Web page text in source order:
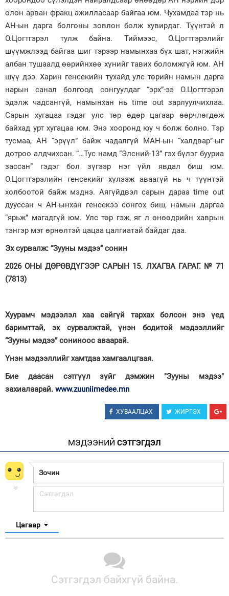
олон арван фракц ажилласаар байгаа юм. Чухамдаа тэр нь
АН-ын дарга болгоны зовлон болж хувирдаг. Түүнтэй л
О.Цогтгэрэл тулж байна. Тиймээс, О.Цогтгэрэлийг
шүүмжлээд байгаа шиг тэрээр намынхаа бүх шат, нэгжийн
албан тушаалд өөрийнхөө хүнийг тавих боломжгүй юм. АН
шүү дээ. Харин генсекийн тухайд улс төрийн намын дарга
нарын санал болгоод сонгуулдаг “эрх”-ээ О.Цогтгэрэл
эдэлж чадсангүй, намынхан нь time out зарлуулчихлаа.
Сарын хугацаа гэдэг улс төр өдөр цагаар өөрчлөгдөж
байхад урт хугацаа юм. Энэ хооронд юу ч болж болно. Тэр
тусмаа, АН “эрүүл” байж чадалгүй МАН-ын “халдвар”-ыг
дотроо алдчихсан. “…Тус намд “Элсний-13” гэх бүлэг бууриа
зассан” гэдэг бол зүгээр нэг үйл явдал биш юм.
О.Цогтгэрэлийн генсекийг хүлээж аваагүй нь ч түүнтэй
холбоотой байж мэднэ. Аягүйдвэл сарын дараа time out
дууссан ч АН-ынхан генсекээ сонгох биш, намын даргаа
“ярьж” магадгүй юм. Улс төр гэж, яг л өнөөдрийн хаврын
тэнгэр мэт өрнөлтэй цацаа цалгиатай байдаг даа.
Эх сурвалж: “Зууны мэдээ” сонин
2026 ОНЫ ДӨРӨВДҮГЭЭР САРЫН 15. ЛХАГВА ГАРАГ. № 71
(7813)
Хуурамч мэдээлэл хаа сайгүй тархах болсон энэ үед
баримттай, эх сурвалжтай, үнэн бодитой мэдээллийг
“Зууны мэдээ” сониноос аваарай.
Үнэн мэдээллийг хамтдаа хамгаалцгаая.
Бие даасан сэтгүүл зүйг дэмжин "Зууны мэдээ"
захиалаарай. www.zuuniimedee.mn
ХУВААЛЦАХ ЖИРГЭХ
МЭДЭЭНИЙ СЭТГЭГДЭЛ
Цагаар
Сэтгэгдэл байхгүй байна.